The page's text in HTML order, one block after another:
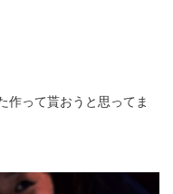
作って貰おうと思ってま